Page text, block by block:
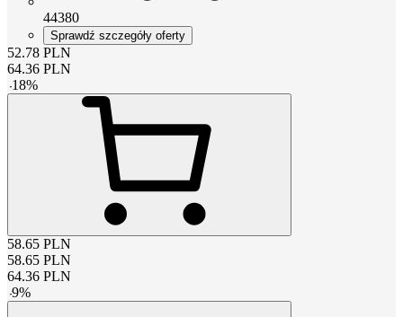
44380
Sprawdź szczegóły oferty
52.78 PLN
64.36 PLN
-18%
58.65 PLN
58.65 PLN
64.36 PLN
-9%